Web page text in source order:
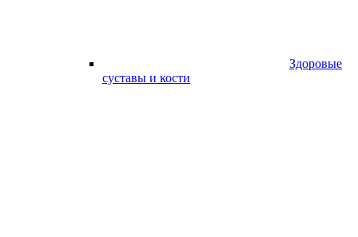
Здоровые
суставы и кости